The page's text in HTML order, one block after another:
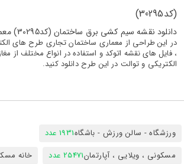
(کد30295)
دانلود نقشه سیم کشی برق ساختمان (کد30295) معماری
در این طراحی از معماری ساختمان تجاری طرح های
الکتریکی و توالت در این طرح دانلود کنید.
ورزشگاه - سالن ورزش - باشگاه1931 عدد
مسکونی ، ویلایی ، آپارتمان25471 عدد خانه